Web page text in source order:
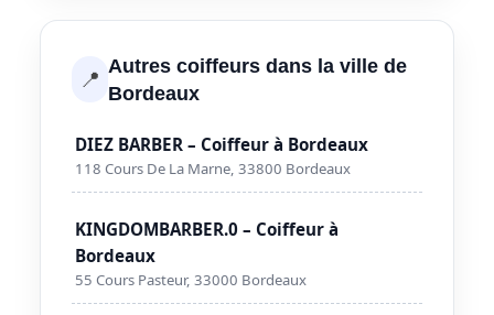
📍 Autres coiffeurs dans la ville de
Bordeaux
DIEZ BARBER – Coiffeur à Bordeaux
118 Cours De La Marne, 33800 Bordeaux
KINGDOMBARBER.0 – Coiffeur à
Bordeaux
55 Cours Pasteur, 33000 Bordeaux